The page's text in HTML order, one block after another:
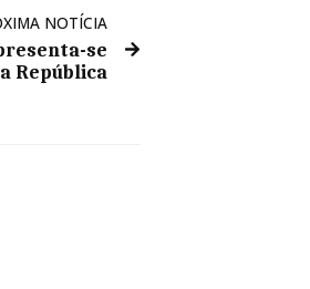
NOTÍCIA
se
República